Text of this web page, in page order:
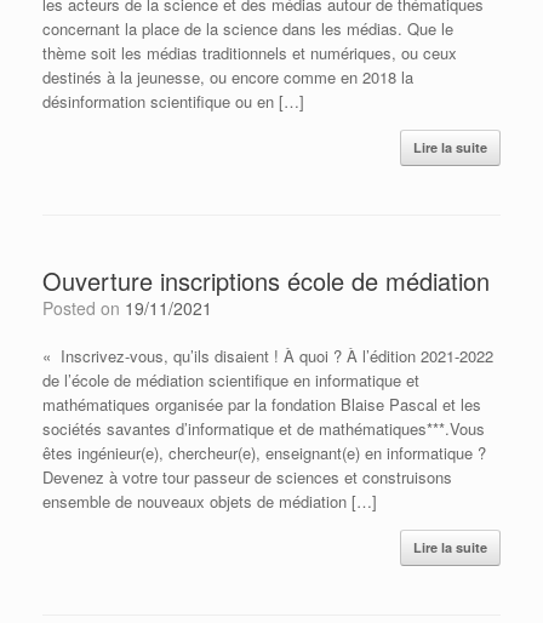
concernant la place de la science dans les médias. Que le
thème soit les médias traditionnels et numériques, ou ceux
destinés à la jeunesse, ou encore comme en 2018 la
désinformation scientifique ou en […]
Lire la suite
Ouverture inscriptions école de médiation
Posted on 19/11/2021
« Inscrivez-vous, qu’ils disaient ! À quoi ? À l’édition 2021-2022
de l’école de médiation scientifique en informatique et
mathématiques organisée par la fondation Blaise Pascal et les
sociétés savantes d’informatique et de mathématiques***.Vous
êtes ingénieur(e), chercheur(e), enseignant(e) en informatique ?
Devenez à votre tour passeur de sciences et construisons
ensemble de nouveaux objets de médiation […]
Lire la suite